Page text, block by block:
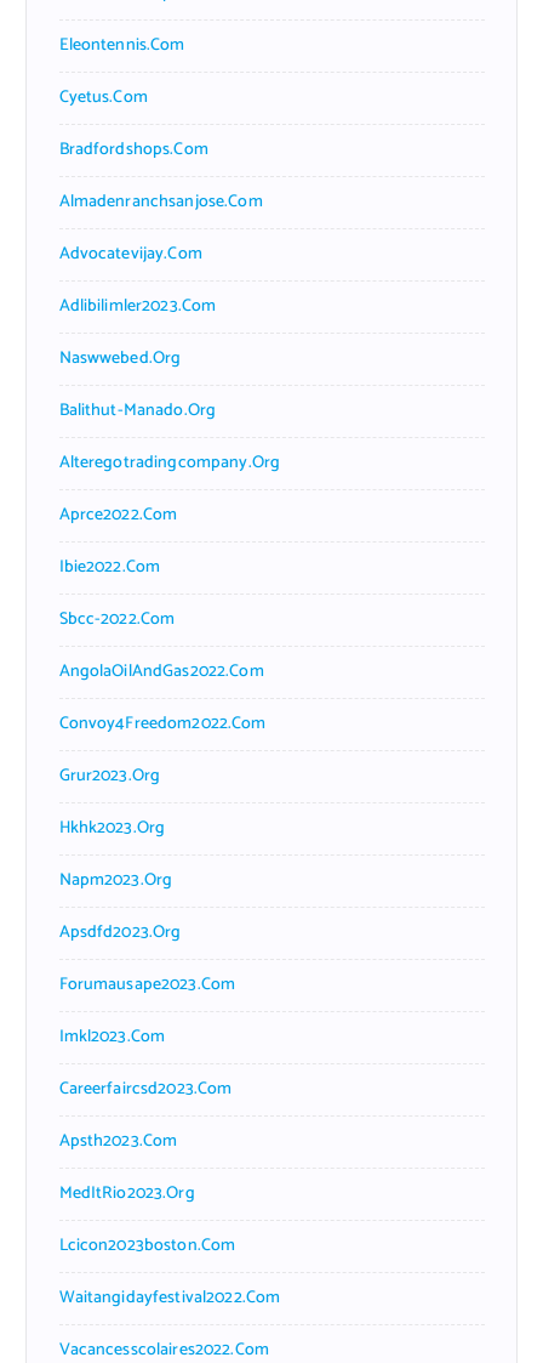
Eleontennis.com
Cyetus.com
Bradfordshops.com
Almadenranchsanjose.com
Advocatevijay.com
Adlibilimler2023.com
Naswwebed.org
Balithut-Manado.org
Alteregotradingcompany.org
Aprce2022.com
Ibie2022.com
Sbcc-2022.com
AngolaOilAndGas2022.com
Convoy4Freedom2022.com
Grur2023.org
Hkhk2023.org
Napm2023.org
Apsdfd2023.org
Forumausape2023.com
Imkl2023.com
Careerfaircsd2023.com
Apsth2023.com
MedItRio2023.org
Lcicon2023boston.com
Waitangidayfestival2022.com
Vacancesscolaires2022.com